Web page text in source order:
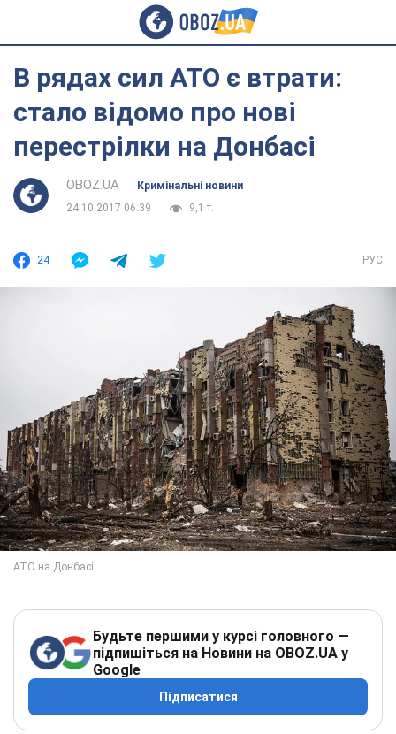
В рядах сил АТО є втрати:
стало відомо про нові
перестрілки на Донбасі
OBOZ.UA
Кримінальні новини
24.10.2017 06:39
9,1 т.
24 РУС
Будьте першими у курсі головного —
підпишіться на Новини на OBOZ.UA у
Google
Підписатися